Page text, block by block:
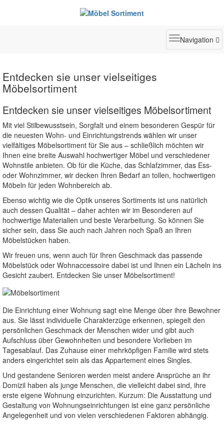
Toggle
Navigation
Entdecken sie unser vielseitiges
Möbelsortiment
Entdecken sie unser vielseitiges Möbelsortiment
Mit viel Stilbewusstsein, Sorgfalt und einem besonderen Gespür für
die neuesten Wohn- und Einrichtungstrends wählen wir unser
vielfältiges Möbelsortiment für Sie aus – schließlich möchten wir
Ihnen eine breite Auswahl hochwertiger Möbel und verschiedener
Wohnstile anbieten. Ob für die Küche, das Schlafzimmer, das Ess-
oder Wohnzimmer, wir decken Ihren Bedarf an tollen, hochwertigen
Möbeln für jeden Wohnbereich ab.
Ebenso wichtig wie die Optik unseres Sortiments ist uns natürlich
auch dessen Qualität – daher achten wir im Besonderen auf
hochwertige Materialien und beste Verarbeitung. So können Sie
sicher sein, dass Sie auch nach Jahren noch Spaß an Ihren
Möbelstücken haben.
Wir freuen uns, wenn auch für Ihren Geschmack das passende
Möbelstück oder Wohnaccessoire dabei ist und Ihnen ein Lächeln ins
Gesicht zaubert. Entdecken Sie unser Möbelsortiment!
Die Einrichtung einer Wohnung sagt eine Menge über ihre Bewohner
aus. Sie lässt individuelle Charakterzüge erkennen, spiegelt den
persönlichen Geschmack der Menschen wider und gibt auch
Aufschluss über Gewohnheiten und besondere Vorlieben im
Tagesablauf. Das Zuhause einer mehrköpfigen Familie wird stets
anders eingerichtet sein als das Appartement eines Singles.
Und gestandene Senioren werden meist andere Ansprüche an ihr
Domizil haben als junge Menschen, die vielleicht dabei sind, ihre
erste eigene Wohnung einzurichten. Kurzum: Die Ausstattung und
Gestaltung von Wohnungseinrichtungen ist eine ganz persönliche
Angelegenheit und von vielen verschiedenen Faktoren abhängig.